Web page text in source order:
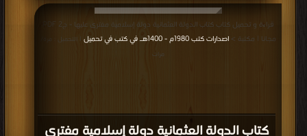
قراءة و تحميل كتاب كتاب الدولة العثمانية دولة إسلامية مفترى عليها - ج2 PDF
مجانا | مكتبة >اصدارات كتب 1980م - 1400هـ في كتب في تحميل
| التحميل : مرة/
مرات